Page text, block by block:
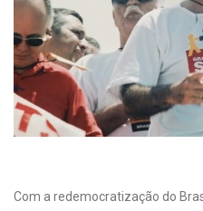
Com a redemocratização do